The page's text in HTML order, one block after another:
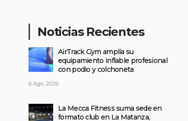
Noticias Recientes
AirTrack Gym amplía su
equipamiento inflable profesional
con podio y colchoneta
6 Ago, 2026
La Mecca Fitness suma sede en
formato club en La Matanza,